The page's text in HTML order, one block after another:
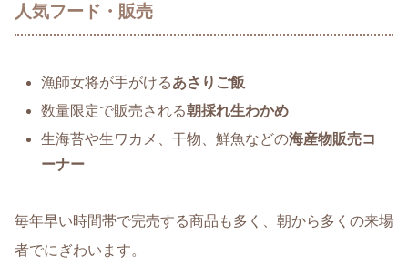
人気フード・販売
漁師女将が手がけるあさりご飯
数量限定で販売される朝採れ生わかめ
生海苔や生ワカメ、干物、鮮魚などの海産物販売コ
ーナー
毎年早い時間帯で完売する商品も多く、朝から多くの来場
者でにぎわいます。